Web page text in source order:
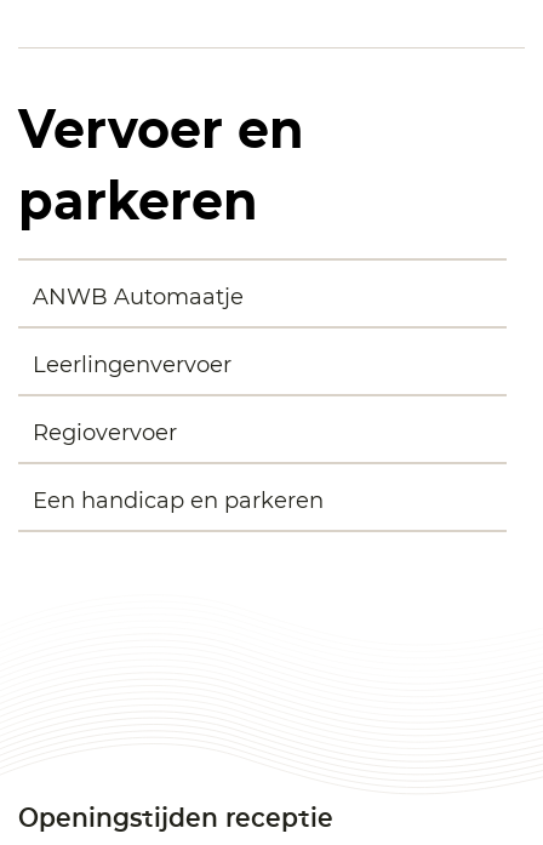
Vervoer en
parkeren
ANWB Automaatje
Leerlingenvervoer
Regiovervoer
Een handicap en parkeren
Openingstijden receptie